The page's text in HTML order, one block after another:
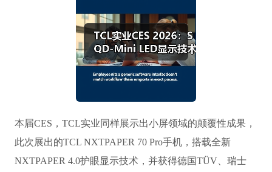
本届CES，TCL实业同样展示出小屏领域的颠覆性成果，
此次展出的TCL NXTPAPER 70 Pro手机，搭载全新
NXTPAPER 4.0护眼显示技术，并获得德国TÜV、瑞士